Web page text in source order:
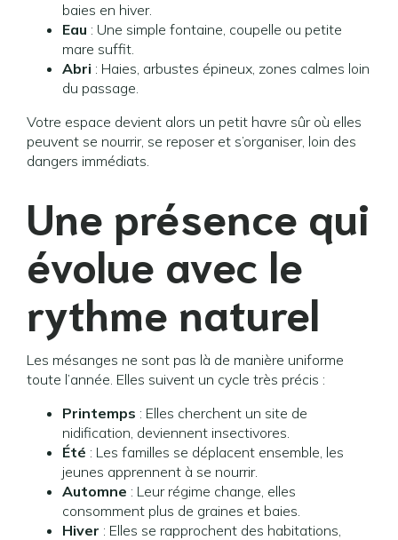
baies en hiver.
Eau : Une simple fontaine, coupelle ou petite
mare suffit.
Abri : Haies, arbustes épineux, zones calmes loin
du passage.
Votre espace devient alors un petit havre sûr où elles
peuvent se nourrir, se reposer et s’organiser, loin des
dangers immédiats.
Une présence qui
évolue avec le
rythme naturel
Les mésanges ne sont pas là de manière uniforme
toute l’année. Elles suivent un cycle très précis :
Printemps : Elles cherchent un site de
nidification, deviennent insectivores.
Été : Les familles se déplacent ensemble, les
jeunes apprennent à se nourrir.
Automne : Leur régime change, elles
consomment plus de graines et baies.
Hiver : Elles se rapprochent des habitations,